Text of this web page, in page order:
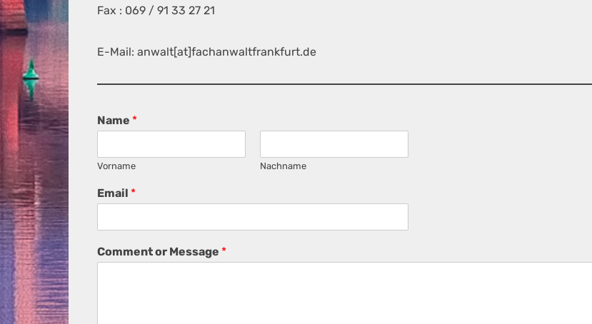
Fax : 069 / 91 33 27 21
E-Mail: anwalt[at]fachanwaltfrankfurt.de
Name *
Vorname Nachname
Email *
Comment or Message *